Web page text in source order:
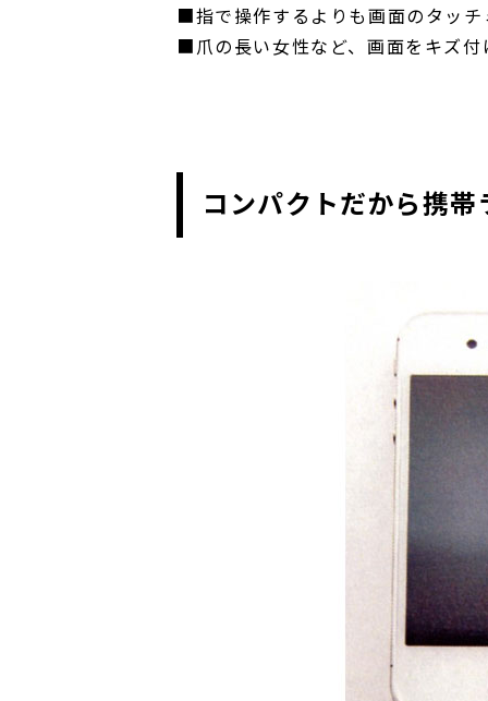
■指で操作するよりも画面のタッ
■爪の長い女性など、画面をキズ付
コンパクトだから携